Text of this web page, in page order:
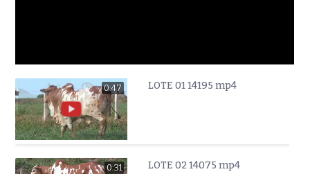
0:47 LOTE 01 14195 mp4
0:31 LOTE 02 14075 mp4